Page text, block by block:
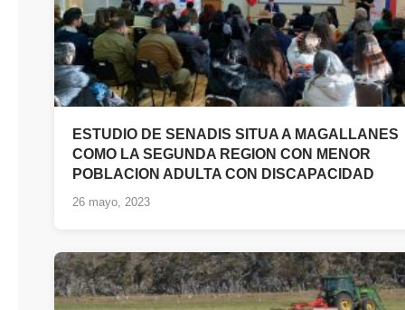
ESTUDIO DE SENADIS SITUA A MAGALLANES
COMO LA SEGUNDA REGION CON MENOR
POBLACION ADULTA CON DISCAPACIDAD
26 mayo, 2023